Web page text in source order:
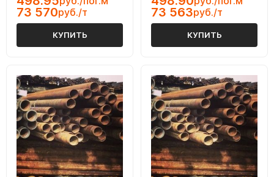
73 570руб./т
КУПИТЬ
73 563руб./т
КУПИТЬ